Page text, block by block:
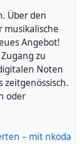
Über den
musikalische
Angebot!
zu
Noten
oder
– mit nkoda